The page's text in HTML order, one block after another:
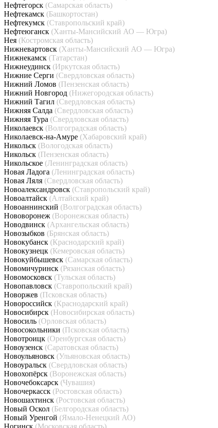
Нефтегорск (Самарская область)
Нефтекамск (Башкортостан)
Нефтекумск (Ставропольский край)
Нефтеюганск (Ханты-Мансийский АО — Югра)
Нея (Костромская область)
Нижневартовск (Ханты-Мансийский АО — Югра)
Нижнекамск (Татарстан)
Нижнеудинск (Иркутская область)
Нижние Серги (Свердловская область)
Нижний Ломов (Пензенская область)
Нижний Новгород (Нижегородская область)
Нижний Тагил (Свердловская область)
Нижняя Салда (Свердловская область)
Нижняя Тура (Свердловская область)
Николаевск (Волгоградская область)
Николаевск-на-Амуре (Хабаровский край)
Никольск (Вологодская область)
Никольск (Пензенская область)
Никольское (Ленинградская область)
Новая Ладога (Ленинградская область)
Новая Ляля (Свердловская область)
Новоалександровск (Ставропольский край)
Новоалтайск (Алтайский край)
Новоаннинский (Волгоградская область)
Нововоронеж (Воронежская область)
Новодвинск (Архангельская область)
Новозыбков (Брянская область)
Новокубанск (Краснодарский край)
Новокузнецк (Кемеровская область)
Новокуйбышевск (Самарская область)
Новомичуринск (Рязанская область)
Новомосковск (Тульская область)
Новопавловск (Ставропольский край)
Новоржев (Псковская область)
Новороссийск (Краснодарский край)
Новосибирск (Новосибирская область)
Новосиль (Орловская область)
Новосокольники (Псковская область)
Новотроицк (Оренбургская область)
Новоузенск (Саратовская область)
Новоульяновск (Ульяновская область)
Новоуральск (Свердловская область)
Новохопёрск (Воронежская область)
Новочебоксарск (Чувашия)
Новочеркасск (Ростовская область)
Новошахтинск (Ростовская область)
Новый Оскол (Белгородская область)
Новый Уренгой (Ямало-Ненецкий АО)